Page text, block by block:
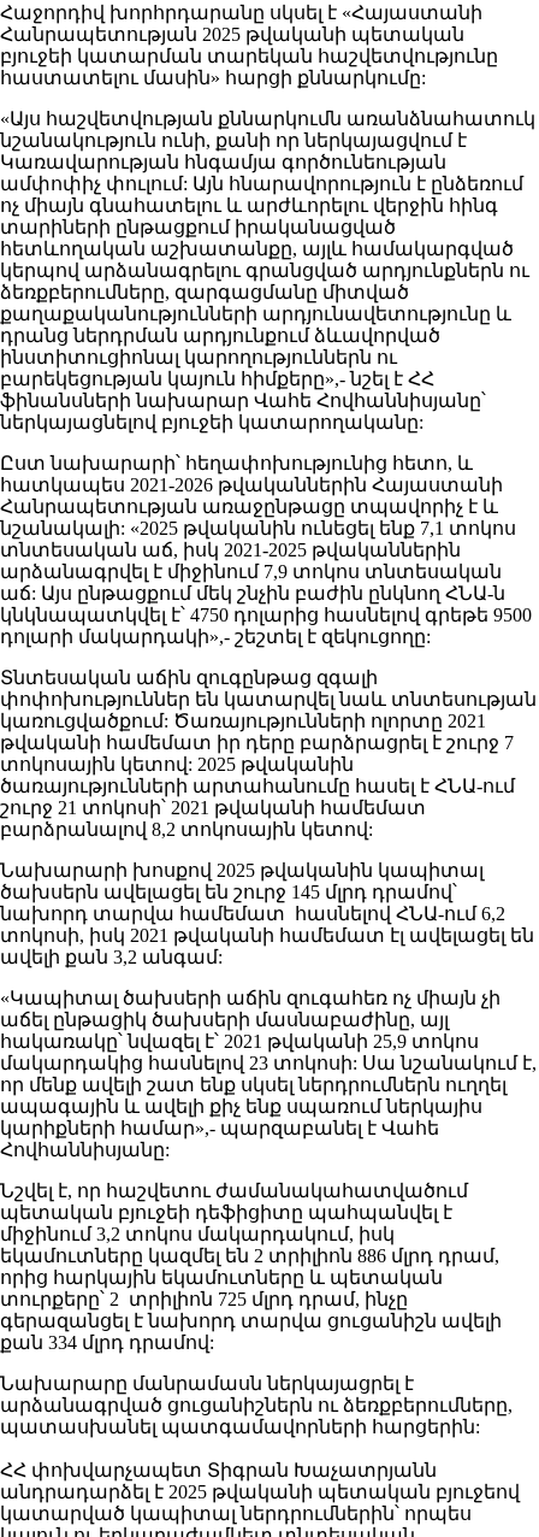
Հաջորդիվ խորհրդարանը սկսել է «Հայաստանի
Հանրապետության 2025 թվականի պետական
բյուջեի կատարման տարեկան հաշվետվությունը
հաստատելու մասին» հարցի քննարկումը:
«Այս հաշվետվության քննարկումն առանձնահատուկ
նշանակություն ունի, քանի որ ներկայացվում է
Կառավարության հնգամյա գործունեության
ամփոփիչ փուլում: Այն հնարավորություն է ընձեռում
ոչ միայն գնահատելու և արժևորելու վերջին հինգ
տարիների ընթացքում իրականացված
հետևողական աշխատանքը, այլև համակարգված
կերպով արձանագրելու գրանցված արդյունքներն ու
ձեռքբերումները, զարգացմանը միտված
քաղաքականությունների արդյունավետությունը և
դրանց ներդրման արդյունքում ձևավորված
ինստիտուցիոնալ կարողություններն ու
բարեկեցության կայուն հիմքերը»,- նշել է ՀՀ
ֆինանսների նախարար Վահե Հովհաննիսյանը՝
ներկայացնելով բյուջեի կատարողականը:
Ըստ նախարարի՝ հեղափոխությունից հետո, և
հատկապես 2021-2026 թվականներին Հայաստանի
Հանրապետության առաջընթացը տպավորիչ է և
նշանակալի: «2025 թվականին ունեցել ենք 7,1 տոկոս
տնտեսական աճ, իսկ 2021-2025 թվականներին
արձանագրվել է միջինում 7,9 տոկոս տնտեսական
աճ: Այս ընթացքում մեկ շնչին բաժին ընկնող ՀՆԱ-ն
կնկնապատկվել է՝ 4750 դոլարից հասնելով գրեթե 9500
դոլարի մակարդակի»,- շեշտել է զեկուցողը:
Տնտեսական աճին զուգընթաց զգալի
փոփոխություններ են կատարվել նաև տնտեսության
կառուցվածքում: Ծառայությունների ոլորտը 2021
թվականի համեմատ իր դերը բարձրացրել է շուրջ 7
տոկոսային կետով: 2025 թվականին
ծառայությունների արտահանումը հասել է ՀՆԱ-ում
շուրջ 21 տոկոսի՝ 2021 թվականի համեմատ
բարձրանալով 8,2 տոկոսային կետով:
Նախարարի խոսքով 2025 թվականին կապիտալ
ծախսերն ավելացել են շուրջ 145 մլրդ դրամով՝
նախորդ տարվա համեմատ հասնելով ՀՆԱ-ում 6,2
տոկոսի, իսկ 2021 թվականի համեմատ էլ ավելացել են
ավելի քան 3,2 անգամ:
«Կապիտալ ծախսերի աճին զուգահեռ ոչ միայն չի
աճել ընթացիկ ծախսերի մասնաբաժինը, այլ
հակառակը՝ նվազել է՝ 2021 թվականի 25,9 տոկոս
մակարդակից հասնելով 23 տոկոսի: Սա նշանակում է,
որ մենք ավելի շատ ենք սկսել ներդրումներն ուղղել
ապագային և ավելի քիչ ենք սպառում ներկայիս
կարիքների համար»,- պարզաբանել է Վահե
Հովհաննիսյանը:
Նշվել է, որ հաշվետու ժամանակահատվածում
պետական բյուջեի դեֆիցիտը պահպանվել է
միջինում 3,2 տոկոս մակարդակում, իսկ
եկամուտները կազմել են 2 տրիլիոն 886 մլրդ դրամ,
որից հարկային եկամուտները և պետական
տուրքերը՝ 2 տրիլիոն 725 մլրդ դրամ, ինչը
գերազանցել է նախորդ տարվա ցուցանիշն ավելի
քան 334 մլրդ դրամով:
Նախարարը մանրամասն ներկայացրել է
արձանագրված ցուցանիշներն ու ձեռքբերումները,
պատասխանել պատգամավորների հարցերին:
ՀՀ փոխվարչապետ Տիգրան Խաչատրյանն
անդրադարձել է 2025 թվականի պետական բյուջեով
կատարված կապիտալ ներդրումներին՝ որպես